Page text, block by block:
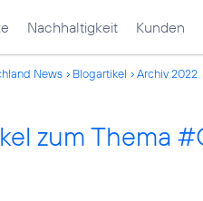
Nachhaltigkeit Kunden
News Blogartikel Archiv 2022
zum Thema